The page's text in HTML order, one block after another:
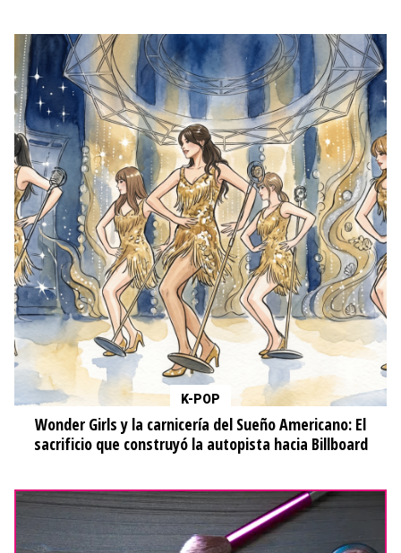
K-POP
Wonder Girls y la carnicería del Sueño Americano: El
sacrificio que construyó la autopista hacia Billboard